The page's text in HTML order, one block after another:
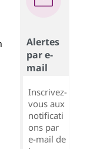
Alertes
par e-
mail
Inscrivez-
vous aux
notificati
ons par
e-mail de